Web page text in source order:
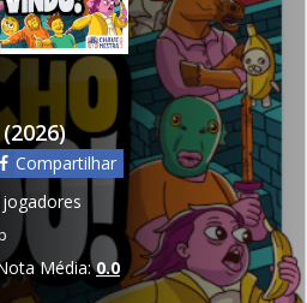
(2026)
Compartilhar
Média:0.0